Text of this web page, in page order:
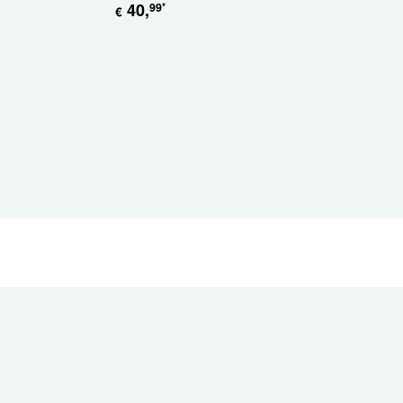
€ 40,99*